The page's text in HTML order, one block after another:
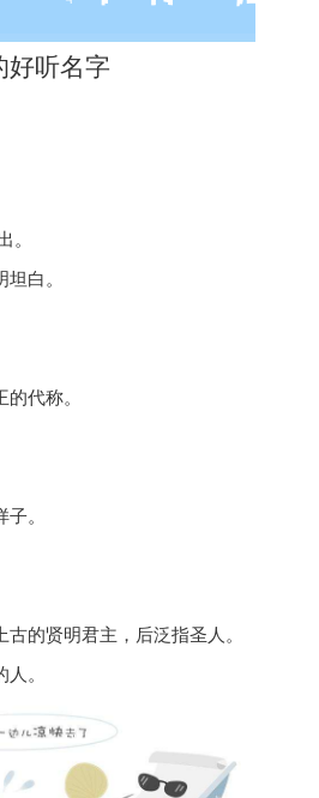
好听名字
。
白。
代称。
。
的贤明君主，后泛指圣人。
。